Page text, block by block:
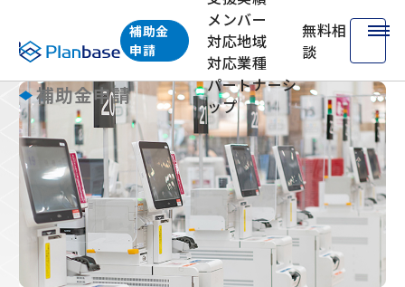
株式会社プランベース
補助金
申請
メンバー
対応地域
対応業種
パートナーシ
ップ
無料相
談
補助金申請
省力化投資補助金（カタ
ログ注文型）